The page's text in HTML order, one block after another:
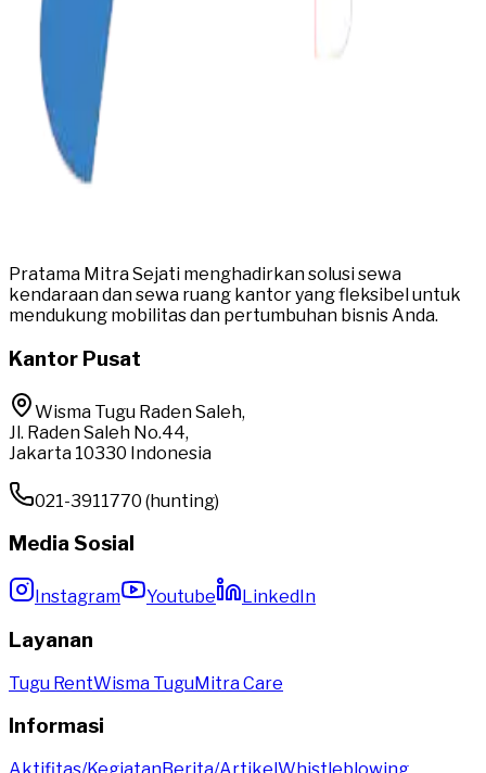
Pratama Mitra Sejati menghadirkan solusi sewa
kendaraan dan sewa ruang kantor yang fleksibel untuk
mendukung mobilitas dan pertumbuhan bisnis Anda.
Kantor Pusat
Wisma Tugu Raden Saleh,
Jl. Raden Saleh No.44,
Jakarta 10330 Indonesia
021-3911770 (hunting)
Media Sosial
Instagram Youtube LinkedIn
Layanan
Tugu RentWisma TuguMitra Care
Informasi